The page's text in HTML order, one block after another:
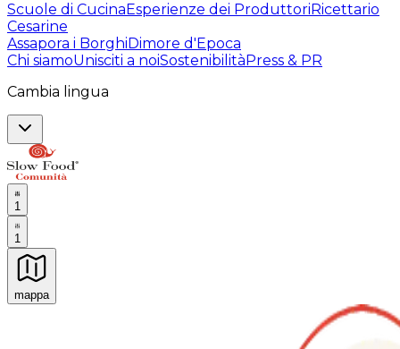
Scuole di CucinaEsperienze dei ProduttoriRicettario
Cesarine
Assapora i BorghiDimore d'Epoca
Chi siamoUnisciti a noiSostenibilitàPress & PR
Cambia lingua
1
1
mappa
Esperienze culinarie indimenticabili: Esperienze